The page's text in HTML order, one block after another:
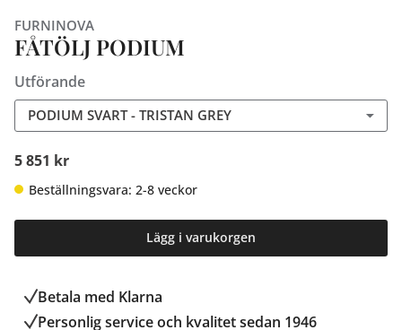
FURNINOVA
FÅTÖLJ PODIUM
Utförande
PODIUM SVART - TRISTAN GREY
5 851 kr
Beställningsvara: 2-8 veckor
Lägg i varukorgen
Betala med Klarna
Personlig service och kvalitet sedan 1946